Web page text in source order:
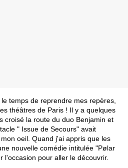
temps de reprendre mes repères,
théâtres de Paris ! Il y a quelques
croisé la route du duo Benjamin et
" Issue de Secours" avait
oeil. Quand j'ai appris que les
nouvelle comédie intitulée "Pølar
l'occasion pour aller le découvrir.